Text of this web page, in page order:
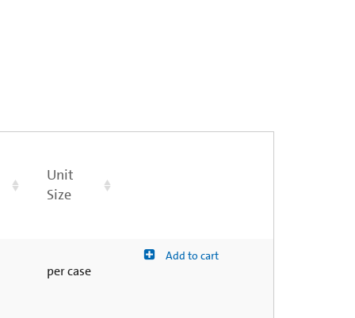
Unit
Size
per case
Add to cart